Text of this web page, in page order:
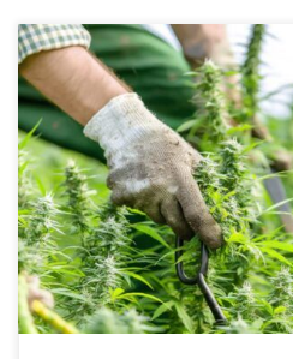
Rośliny konopi zawierają ponad
kannabinoidów. Podczas gdy
CBD, są już powszechnie
nowe, dosyć egzotyczne
nich występuje tylko w
niesamowite właściwości
stosunkowo nowych